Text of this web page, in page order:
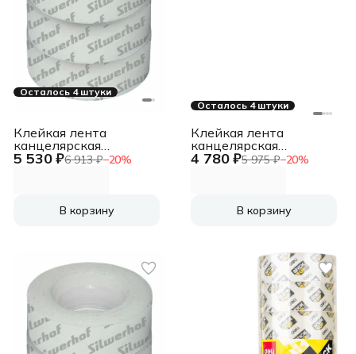
Осталось 4 штуки
5 530 ₽6 913 ₽−20%
Клейкая лента
канцелярская
Silwerhof 481054
В корзину
Осталось 4 штуки
4 780 ₽5 975 ₽−20%
Клейкая лента
канцелярская
Silwerhof 481055
В корзину